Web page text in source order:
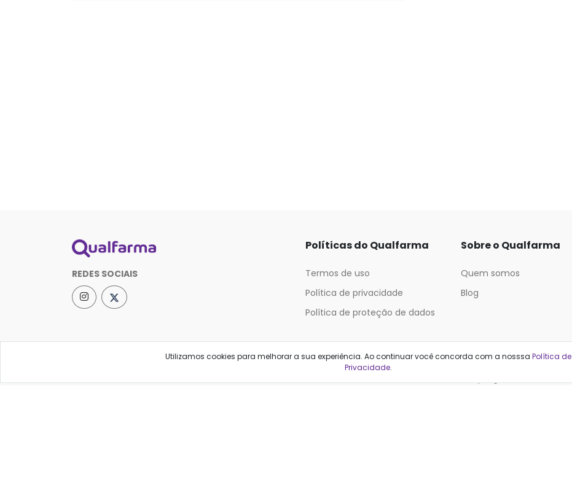
REDES SOCIAIS
Políticas do Qualfarma
Termos de uso
Política de privacidade
Política de proteção de dados
Sobre o Qualfarma
Quem somos
Blog
Categorias
Utilizamos cookies para melhorar a sua experiência. Ao continuar você concorda com a nosssa Política de
Privacidade.